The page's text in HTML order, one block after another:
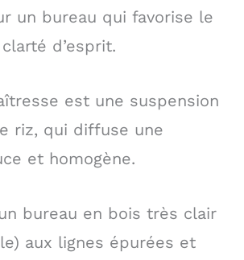
un bureau qui favorise le
d’esprit.
est une suspension
riz, qui diffuse une
et homogène.
bureau en bois très clair
aux lignes épurées et